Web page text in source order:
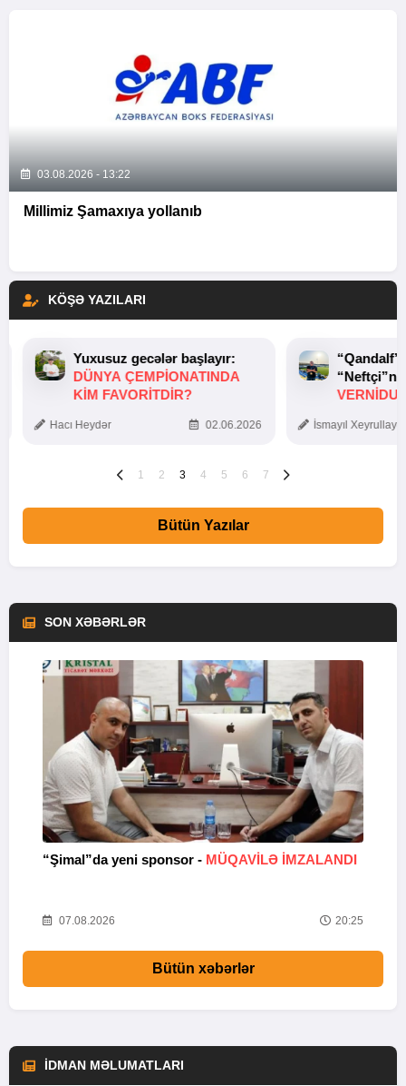
03.08.2026 - 13:22
Millimiz Şamaxıya yollanıb
KÖŞƏ YAZILARI
Yuxusuz gecələr başlayır:
DÜNYA ÇEMPIONATINDA
KIM FAVORITDIR?
Hacı Heydər 02.06.2026 İsmayıl
1 2 3 4 5 6 7
Bütün Yazılar
SON XƏBƏRLƏR
“Şimal”da yeni sponsor - MÜQAVİLƏ İMZALANDI
07.08.2026 20:25
Bütün xəbərlər
İDMAN MƏLUMATLARI